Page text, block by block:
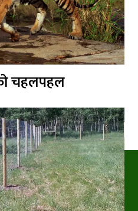
चहलपहल